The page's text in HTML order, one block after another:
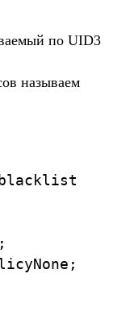
по UID3
называем
blacklist